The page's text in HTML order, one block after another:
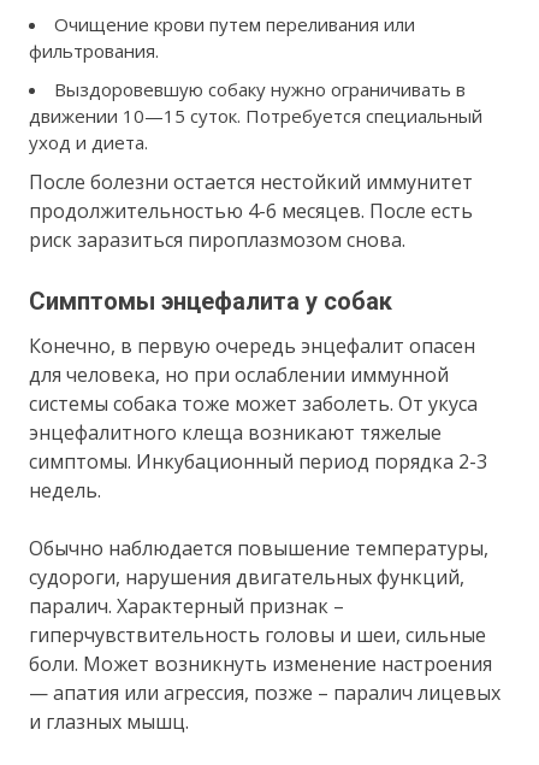
Очищение крови путем переливания или
фильтрования.
Выздоровевшую собаку нужно ограничивать в
движении 10—15 суток. Потребуется специальный
уход и диета.
После болезни остается нестойкий иммунитет
продолжительностью 4-6 месяцев. После есть
риск заразиться пироплазмозом снова.
Симптомы энцефалита у собак
Конечно, в первую очередь энцефалит опасен
для человека, но при ослаблении иммунной
системы собака тоже может заболеть. От укуса
энцефалитного клеща возникают тяжелые
симптомы. Инкубационный период порядка 2-3
недель.
Обычно наблюдается повышение температуры,
судороги, нарушения двигательных функций,
паралич. Характерный признак –
гиперчувствительность головы и шеи, сильные
боли. Может возникнуть изменение настроения
— апатия или агрессия, позже – паралич лицевых
и глазных мышц.